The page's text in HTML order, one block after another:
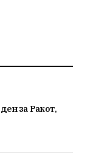
за Ракот,